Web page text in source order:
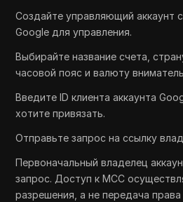
Создайте управляющий аккаунт
Google для управления.
Выбирайте название счета,
часовой пояс и валюту
Введите ID клиента аккаунта
хотите привязать.
Отправьте запрос на ссылку
Первоначальный владелец
запрос. Доступ к MCC
разрешения, а не передача